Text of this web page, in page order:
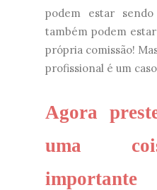
podem estar
também podem
própria comissão!
profissional é um
Agora
uma
importante